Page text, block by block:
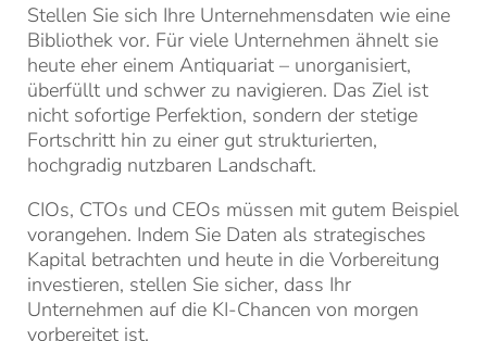
Stellen Sie sich Ihre Unternehmensdaten wie eine
Bibliothek vor. Für viele Unternehmen ähnelt sie
heute eher einem Antiquariat – unorganisiert,
überfüllt und schwer zu navigieren. Das Ziel ist
nicht sofortige Perfektion, sondern der stetige
Fortschritt hin zu einer gut strukturierten,
hochgradig nutzbaren Landschaft.
CIOs, CTOs und CEOs müssen mit gutem Beispiel
vorangehen. Indem Sie Daten als strategisches
Kapital betrachten und heute in die Vorbereitung
investieren, stellen Sie sicher, dass Ihr
Unternehmen auf die KI-Chancen von morgen
vorbereitet ist.